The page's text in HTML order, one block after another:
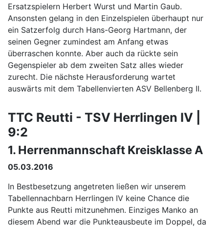
Ersatzspielern Herbert Wurst und Martin Gaub.
Ansonsten gelang in den Einzelspielen überhaupt nur
ein Satzerfolg durch Hans-Georg Hartmann, der
seinen Gegner zumindest am Anfang etwas
überraschen konnte. Aber auch da rückte sein
Gegenspieler ab dem zweiten Satz alles wieder
zurecht. Die nächste Herausforderung wartet
auswärts mit dem Tabellenvierten ASV Bellenberg II.
TTC Reutti - TSV Herrlingen IV |
9:2
1. Herrenmannschaft Kreisklasse A
05.03.2016
In Bestbesetzung angetreten ließen wir unserem
Tabellennachbarn Herrlingen IV keine Chance die
Punkte aus Reutti mitzunehmen. Einziges Manko an
diesem Abend war die Punkteausbeute im Doppel, da